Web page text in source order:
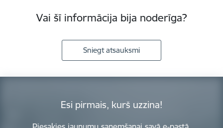
Vai šī informācija bija noderīga?
Sniegt atsauksmi
Esi pirmais, kurš uzzina!